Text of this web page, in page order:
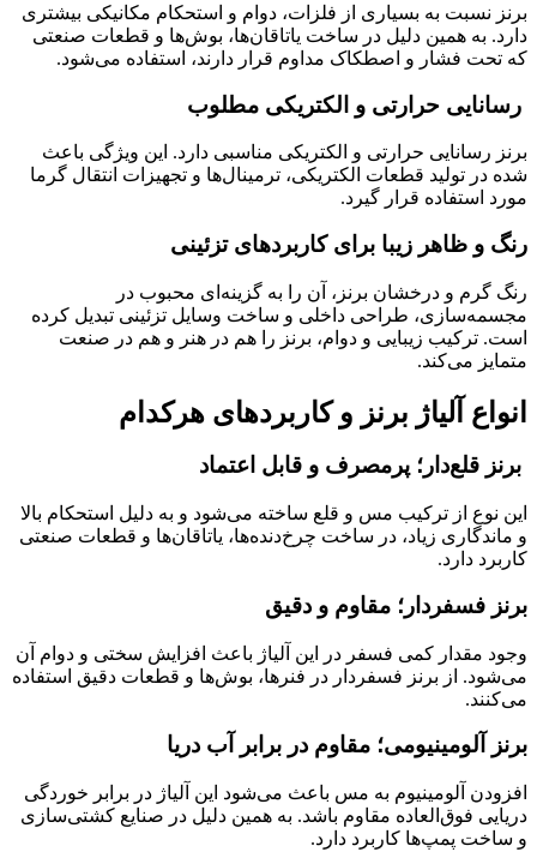
برنز نسبت به بسیاری از فلزات، دوام و استحکام مکانیکی بیشتری
دارد. به همین دلیل در ساخت یاتاقان‌ها، بوش‌ها و قطعات صنعتی
که تحت فشار و اصطکاک مداوم قرار دارند، استفاده می‌شود.
رسانایی حرارتی و الکتریکی مطلوب
برنز رسانایی حرارتی و الکتریکی مناسبی دارد. این ویژگی باعث
شده در تولید قطعات الکتریکی، ترمینال‌ها و تجهیزات انتقال گرما
مورد استفاده قرار گیرد.
رنگ و ظاهر زیبا برای کاربردهای تزئینی
رنگ گرم و درخشان برنز، آن را به گزینه‌ای محبوب در
مجسمه‌سازی، طراحی داخلی و ساخت وسایل تزئینی تبدیل کرده
است. ترکیب زیبایی و دوام، برنز را هم در هنر و هم در صنعت
متمایز می‌کند.
انواع آلیاژ برنز و کاربردهای هرکدام
برنز قلع‌دار؛ پرمصرف و قابل اعتماد
این نوع از ترکیب مس و قلع ساخته می‌شود و به دلیل استحکام بالا
و ماندگاری زیاد، در ساخت چرخ‌دنده‌ها، یاتاقان‌ها و قطعات صنعتی
کاربرد دارد.
برنز فسفردار؛ مقاوم و دقیق
وجود مقدار کمی فسفر در این آلیاژ باعث افزایش سختی و دوام آن
می‌شود. از برنز فسفردار در فنرها، بوش‌ها و قطعات دقیق استفاده
می‌کنند.
برنز آلومینیومی؛ مقاوم در برابر آب دریا
افزودن آلومینیوم به مس باعث می‌شود این آلیاژ در برابر خوردگی
دریایی فوق‌العاده مقاوم باشد. به همین دلیل در صنایع کشتی‌سازی
و ساخت پمپ‌ها کاربرد دارد.